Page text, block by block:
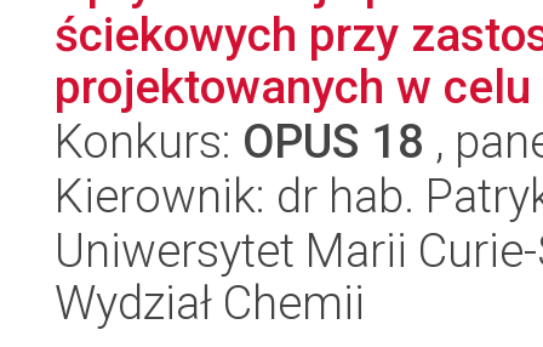
ściekowych przy
projektowanych w
Konkurs: OPUS 18 ,
Kierownik: dr hab.
Uniwersytet Marii
Wydział Chemii